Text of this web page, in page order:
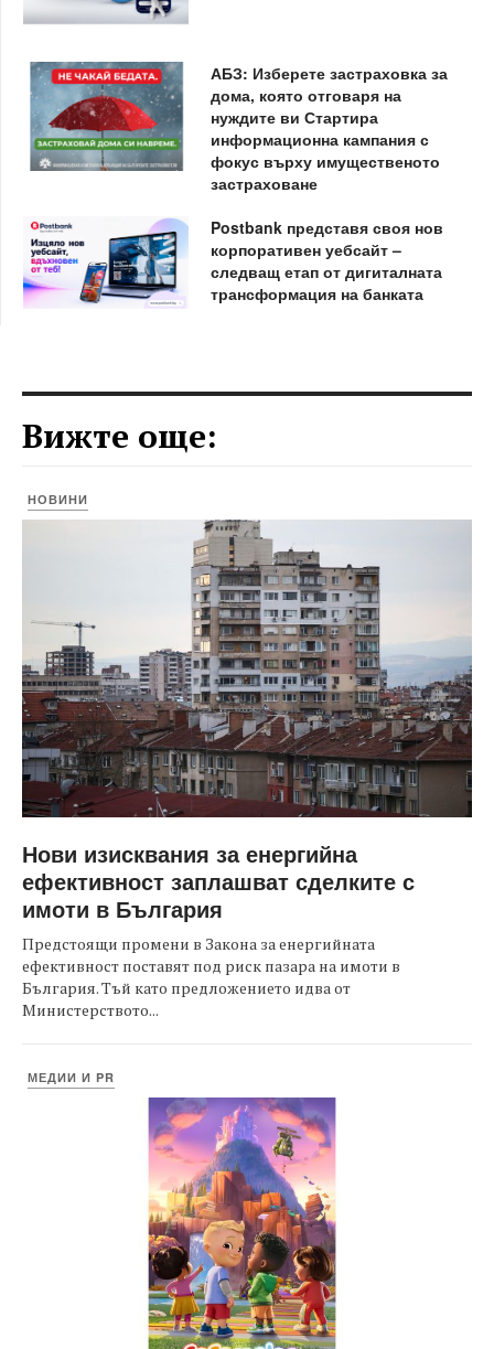
АБЗ: Изберете застраховка за
дома, която отговаря на
нуждите ви Стартира
информационна кампания с
фокус върху имущественото
застраховане
Postbank представя своя нов
корпоративен уебсайт –
следващ етап от дигиталната
трансформация на банката
Вижте още:
НОВИНИ
Нови изисквания за енергийна
ефективност заплашват сделките с
имоти в България
Предстоящи промени в Закона за енергийната
ефективност поставят под риск пазара на имоти в
България. Тъй като предложението идва от
Министерството...
МЕДИИ И PR